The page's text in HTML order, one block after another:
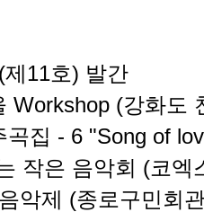
11호) 발간
Workshop (강화도
곡집 - 6 "Song of
작은 음악회 (코엑
악제 (종로구민회